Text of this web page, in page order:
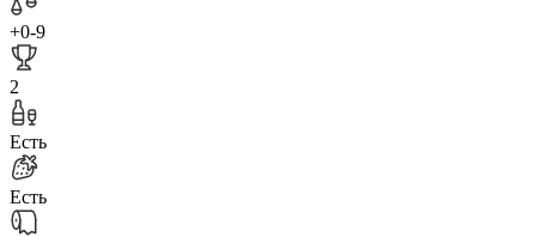
+0-9
2
Есть
Есть